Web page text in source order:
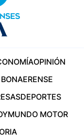
OPINIÓN
DEPORTES
MUNDO MOTOR